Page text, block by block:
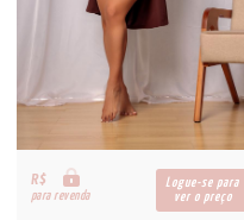
R$
para revenda
Logue-se para
ver o preço